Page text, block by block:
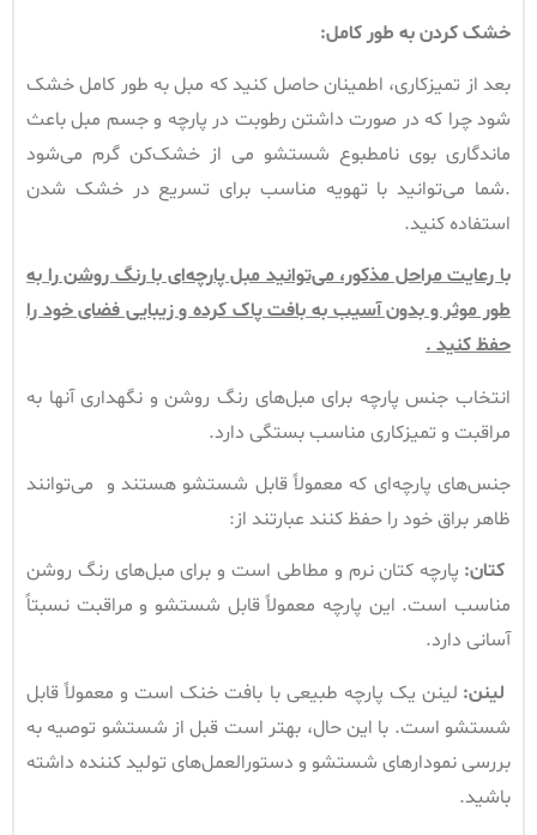
خشک کردن به طور کامل:
بعد از تمیزکاری، اطمینان حاصل کنید که مبل به طور کامل خشک
شود چرا که در صورت داشتن رطوبت در پارچه و جسم مبل باعث
ماندگاری بوی نامطبوع شستشو می از خشک‌کن گرم‌ می‌شود
.شما می‌توانید با تهویه مناسب برای تسریع در خشک شدن
استفاده کنید.
با رعایت مراحل مذکور، می‌توانید مبل پارچه‌ای با رنگ روشن را به
طور موثر و بدون آسیب به بافت پاک کرده و زیبایی فضای خود را
حفظ کنید .
انتخاب جنس پارچه برای مبل‌های رنگ روشن و نگهداری آنها به
مراقبت و تمیزکاری مناسب بستگی دارد.
جنس‌های پارچه‌ای که معمولاً قابل شستشو هستند و می‌توانند
ظاهر براق خود را حفظ کنند عبارتند از:
کتان: پارچه کتان نرم و مطاطی است و برای مبل‌های رنگ روشن
مناسب است. این پارچه معمولاً قابل شستشو و مراقبت نسبتاً
آسانی دارد.
لینن: لینن یک پارچه طبیعی با بافت خنک است و معمولاً قابل
شستشو است. با این حال، بهتر است قبل از شستشو توصیه به
بررسی نمودارهای شستشو و دستورالعمل‌های تولید کننده داشته
باشید.